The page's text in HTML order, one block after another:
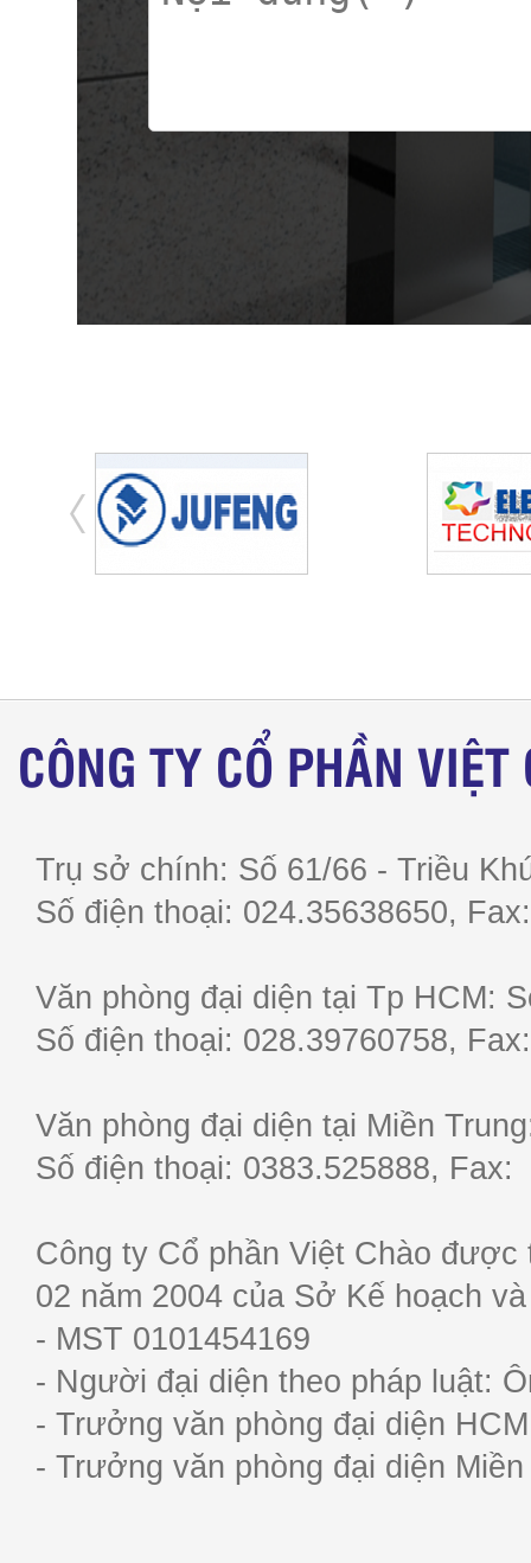
CÔNG TY CỔ PHẦN VIỆT
Trụ sở chính: Số 61/66 - Triều
Số điện thoại: 024.35638650,
Văn phòng đại diện tại Tp HCM:
Số điện thoại: 028.39760758,
Văn phòng đại diện tại Miền
Số điện thoại: 0383.525888,
Công ty Cổ phần Việt Chào được
02 năm 2004 của Sở Kế hoạch
- MST 0101454169
- Người đại diện theo pháp luật:
- Trưởng văn phòng đại diện
- Trưởng văn phòng đại diện